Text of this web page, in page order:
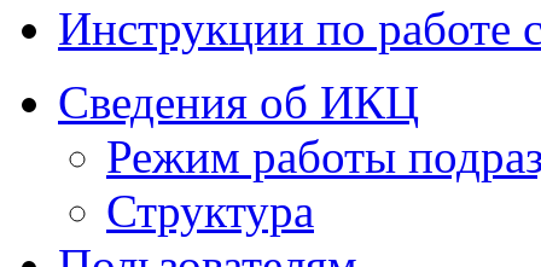
Инструкции по работе
Сведения об ИКЦ
Режим работы
Структура